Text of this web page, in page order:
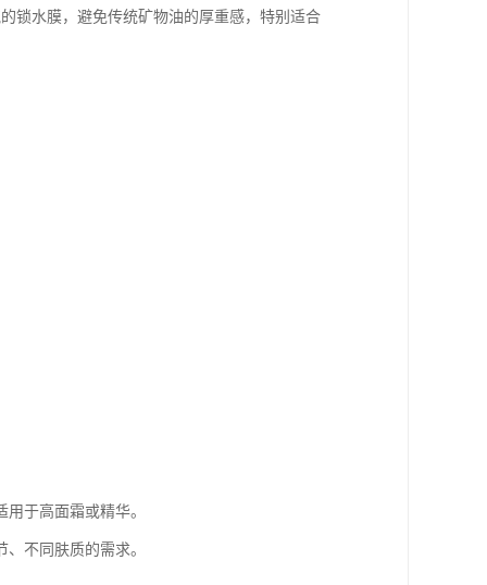
锁水膜，避免传统矿物油的厚重感，特别适合
于高面霜或精华。
不同肤质的需求。